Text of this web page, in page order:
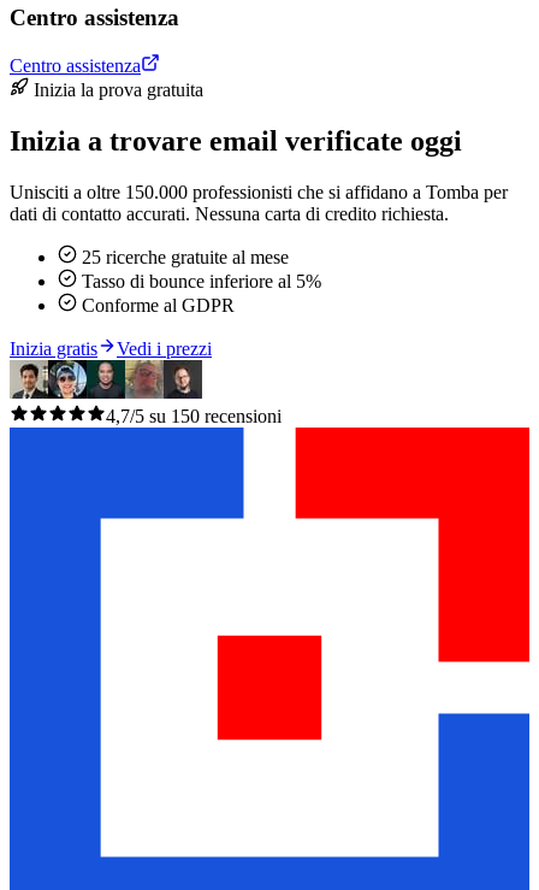
Centro assistenza
Centro assistenza
Inizia la prova gratuita
Inizia a trovare email verificate oggi
Unisciti a oltre 150.000 professionisti che si affidano a Tomba per
dati di contatto accurati. Nessuna carta di credito richiesta.
25 ricerche gratuite al mese
Tasso di bounce inferiore al 5%
Conforme al GDPR
Inizia gratis Vedi i prezzi
4,7/5 su 150 recensioni